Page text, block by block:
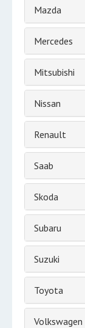
Mazda
Mercedes
Mitsubishi
Nissan
Renault
Saab
Skoda
Subaru
Suzuki
Toyota
Volkswagen